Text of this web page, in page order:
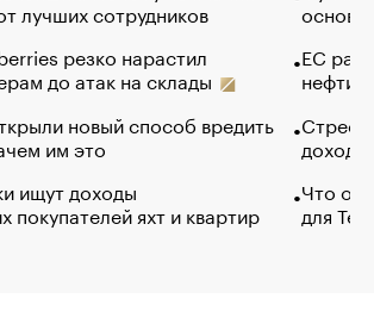
лучших сотрудников
резко нарастил
до атак на склады
новый способ вредить
им это
ищут доходы
яхт и квартир
основ
ЕС
нефти
Что
для